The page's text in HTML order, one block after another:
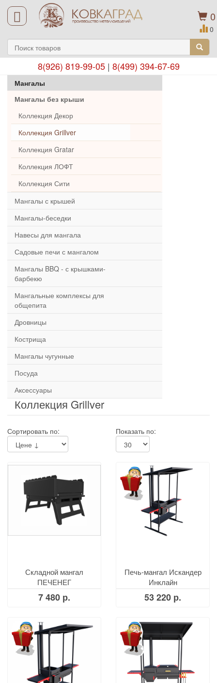
0
0
8(926) 819-99-05| 8(499) 394-67-69
Мангалы
Мангалы без крыши
Коллекция Декор
Коллекция Grillver
Коллекция Gratar
Коллекция ЛОФТ
Коллекция Сити
Мангалы с крышей
Мангалы-беседки
Навесы для мангала
Садовые печи с мангалом
Мангалы BBQ - с крышками-
барбекю
Мангальные комплексы для
общепита
Дровницы
Кострища
Мангалы чугунные
Посуда
Аксессуары
Коллекция Grillver
Сортировать по: Показать по:
Складной мангал
ПЕЧЕНЕГ
7 480 р.
Печь-мангал Искандер
Инклайн
53 220 р.